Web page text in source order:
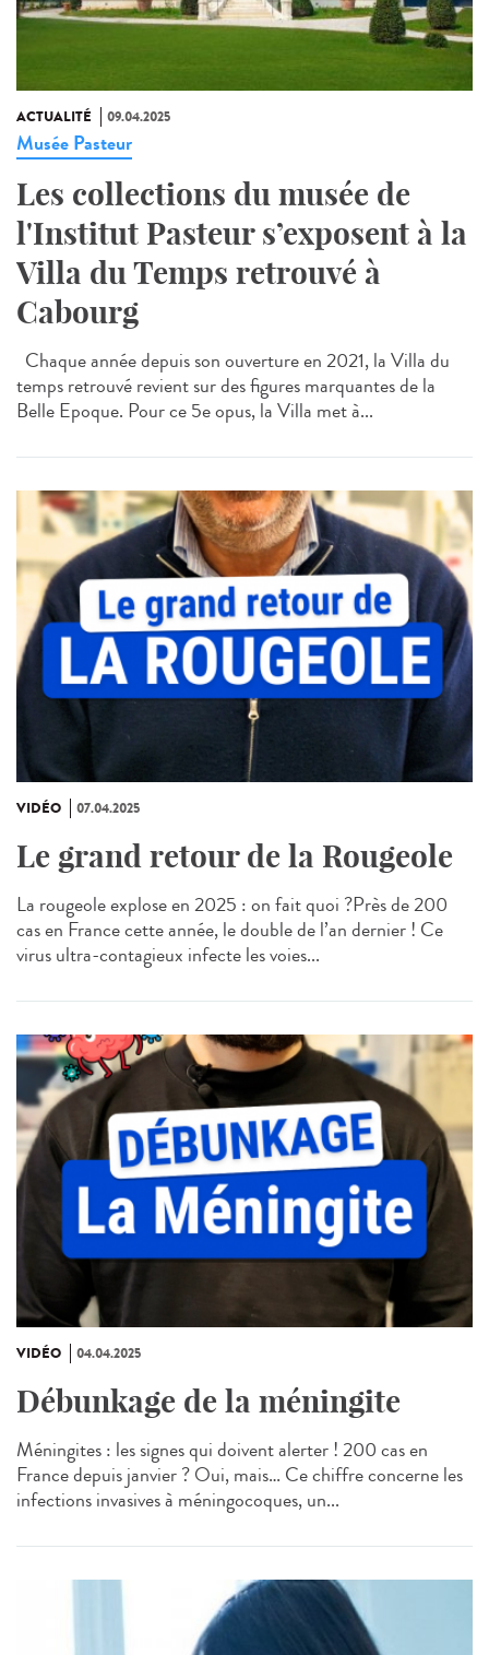
ACTUALITÉ 09.04.2025
Musée Pasteur
Les collections du musée de
l'Institut Pasteur s’exposent à la
Villa du Temps retrouvé à
Cabourg
Chaque année depuis son ouverture en 2021, la Villa du
temps retrouvé revient sur des figures marquantes de la
Belle Epoque. Pour ce 5e opus, la Villa met à...
VIDÉO 07.04.2025
Le grand retour de la Rougeole
La rougeole explose en 2025 : on fait quoi ?Près de 200
cas en France cette année, le double de l’an dernier ! Ce
virus ultra-contagieux infecte les voies...
VIDÉO 04.04.2025
Débunkage de la méningite
Méningites : les signes qui doivent alerter ! 200 cas en
France depuis janvier ? Oui, mais… Ce chiffre concerne les
infections invasives à méningocoques, un...